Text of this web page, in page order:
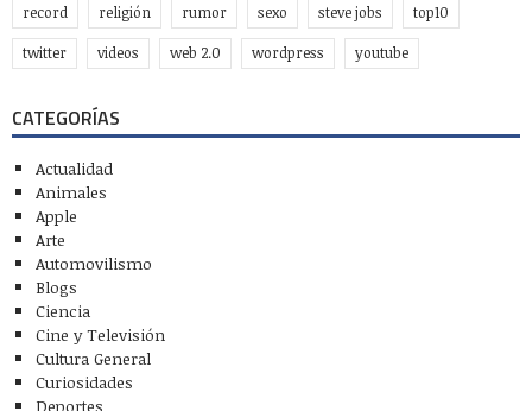
record religión rumor sexo steve jobs top10
twitter videos web 2.0 wordpress youtube
CATEGORÍAS
Actualidad
Animales
Apple
Arte
Automovilismo
Blogs
Ciencia
Cine y Televisión
Cultura General
Curiosidades
Deportes